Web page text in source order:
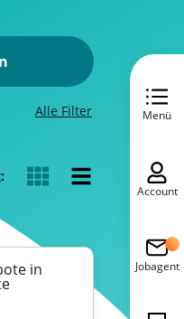
Alle Filter
in
Menü
Account
Jobagent